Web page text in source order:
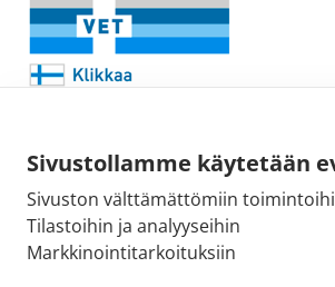
Sivustollamme käytetään
Sivuston välttämättömiin
Tilastoihin ja analyyseihin
Markkinointitarkoituksiin
Sähköpostiosoite:
kirjaamo@fimea.fi